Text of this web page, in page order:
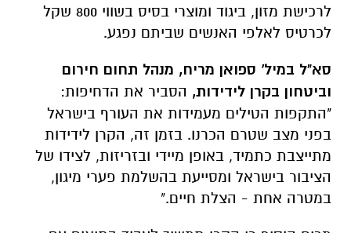
לרכישת מזון, ביגוד ומוצרי בסיס בשווי 800 שקל
לכרטיס לאלפי האנשים שביתם נפגע.
סא"ל במיל' ספואן מריח, מנהל תחום חירום
וביטחון בקרן לידידות, הסביר את הדחיפות:
"התקפות הטילים מעמידות את העורף בישראל
בפני מצב שטרם הכרנו. בזמן זה, הקרן לידידות
מתייצבת כתמיד, באופן מיידי ובזריזות, לצידו של
הציבור בישראל ומסייעת בהשלמת פערי מיגון,
במטרה אחת - הצלת חיים."